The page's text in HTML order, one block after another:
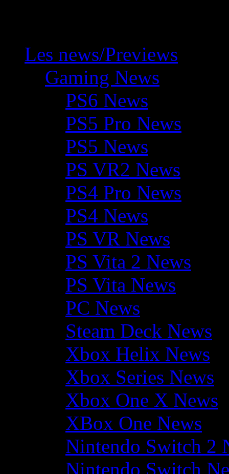
Les news/Previews
Gaming News
PS6 News
PS5 Pro News
PS5 News
PS VR2 News
PS4 Pro News
PS4 News
PS VR News
PS Vita 2 News
PS Vita News
PC News
Steam Deck News
Xbox Helix News
Xbox Series News
Xbox One X News
XBox One News
Nintendo Switch 2
Nintendo Switch